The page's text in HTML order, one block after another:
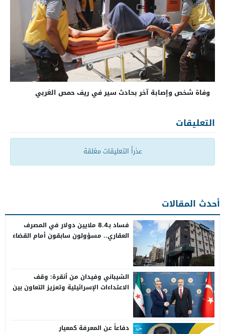
وفاة شخص وإصابة آخر بحادث سير في ريف حمص الغربي
التعليقات
عذراً التعليقات مغلقة
أحدث المقالات
فساد بـ8.4 ملايين دولار في المصرف
العقاري.. مسؤولون سابقون أمام القضاء
الشيباني وفيدان من أنقرة: وقف
الاعتداءات الإسرائيلية وتعزيز التعاون بين
دفاعاً عن المعرفة كمعيار